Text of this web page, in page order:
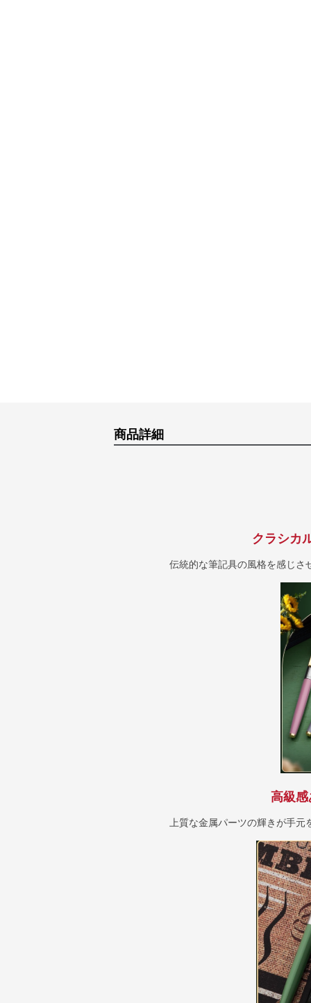
商品詳細
クラシカ
伝統的な筆記具の風格を感じさ
高級
上質な金属パーツの輝きが手